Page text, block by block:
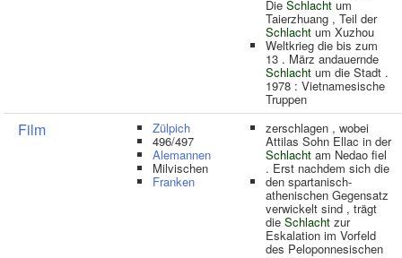
Die Schlacht um
Taierzhuang , Teil der
Schlacht um Xuzhou
Weltkrieg die bis zum
13 . März andauernde
Schlacht um die Stadt .
1978 : Vietnamesische
Truppen
Film Zülpich
496/497
Alemannen
Milvischen
Franken
zerschlagen , wobei
Attilas Sohn Ellac in der
Schlacht am Nedao fiel
. Erst nachdem sich die
den spartanisch-
athenischen Gegensatz
verwickelt sind , trägt
die Schlacht zur
Eskalation im Vorfeld
des Peloponnesischen